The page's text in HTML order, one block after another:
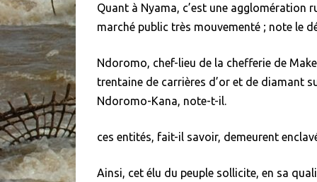
Quant à Nyama, c’est une agglomération
marché public très mouvementé ; note le
Ndoromo, chef-lieu de la chefferie de
trentaine de carrières d’or et de diamant
Ndoromo-Kana, note-t-il.
ces entités, fait-il savoir, demeurent
Ainsi, cet élu du peuple sollicite, en sa